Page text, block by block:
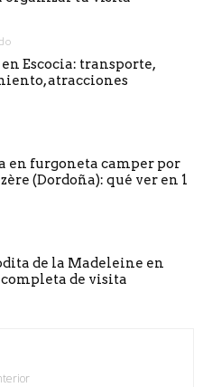
Escocia: transporte,
atracciones
en furgoneta camper por
(Dordoña): qué ver en 1
de la Madeleine en
de visita